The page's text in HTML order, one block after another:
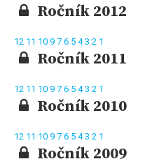
Ročník 2012
12 11 10 9 7 6 5 43 2 1
Ročník 2011
12 11 10 9 7 6 5 43 2 1
Ročník 2010
12 11 10 9 7 6 5 43 2 1
Ročník 2009